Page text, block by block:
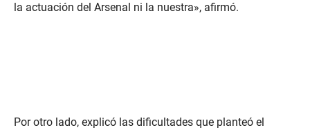
la actuación del Arsenal ni la nuestra», afirmó.
Por otro lado, explicó las dificultades que planteó el